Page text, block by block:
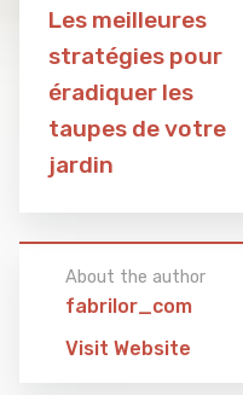
Les meilleures
stratégies pour
éradiquer les
taupes de votre
jardin
About the author
fabrilor_com
Visit Website